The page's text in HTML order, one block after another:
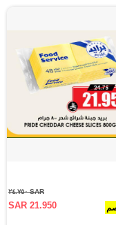
SAR ٢٤.٧٥٠
SAR 21.950